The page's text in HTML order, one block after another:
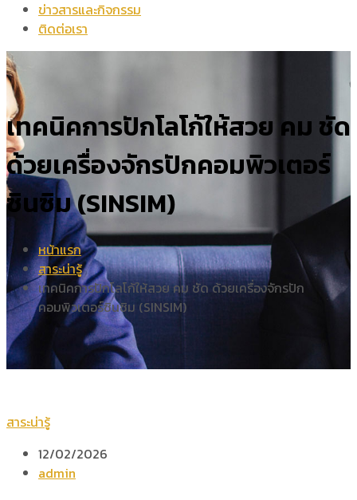
ข่าวสารและกิจกรรม
ติดต่อเรา
เทคนิคการปักโลโก้ให้สวย คม ชัด
ด้วยเครื่องจักรปักคอมพิวเตอร์
ซินซิม (SINSIM)
หน้าแรก
สาระน่ารู้
เทคนิคการปักโลโก้ให้สวย คม ชัด ด้วยเครื่องจักรปัก
คอมพิวเตอร์ซินซิม (SINSIM)
สาระน่ารู้
12/02/2026
admin